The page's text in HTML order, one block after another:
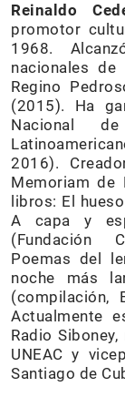
Reinaldo
promotor
1968.
nacionales
Regino
(2015). Ha
Nacional
2016).
Memoriam de
libros: El
A capa y
(Fundación
Poemas del
noche más
(compilación,
Actualmente
Radio
UNEAC y
Santiago de